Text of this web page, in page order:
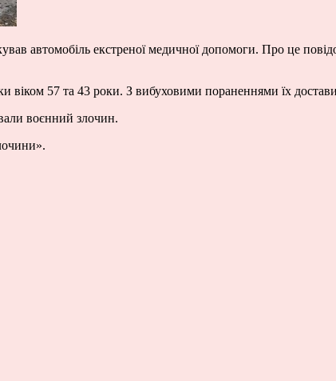
автомобіль екстреної медичної допомоги. Про це
віком 57 та 43 роки. З вибуховими пораненнями їх
воєнний злочин.